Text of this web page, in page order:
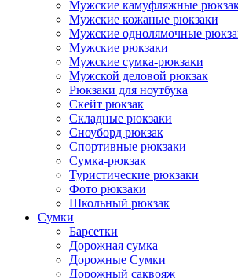
Мужские камуфляжные
Мужские кожаные рюкзаки
Мужские однолямочные
Мужские рюкзаки
Мужские сумка-рюкзаки
Мужской деловой рюкзак
Рюкзаки для ноутбука
Скейт рюкзак
Складные рюкзаки
Сноуборд рюкзак
Спортивные рюкзаки
Сумка-рюкзак
Туристические рюкзаки
Фото рюкзаки
Школьный рюкзак
Сумки
Барсетки
Дорожная сумка
Дорожные Сумки
Дорожный саквояж